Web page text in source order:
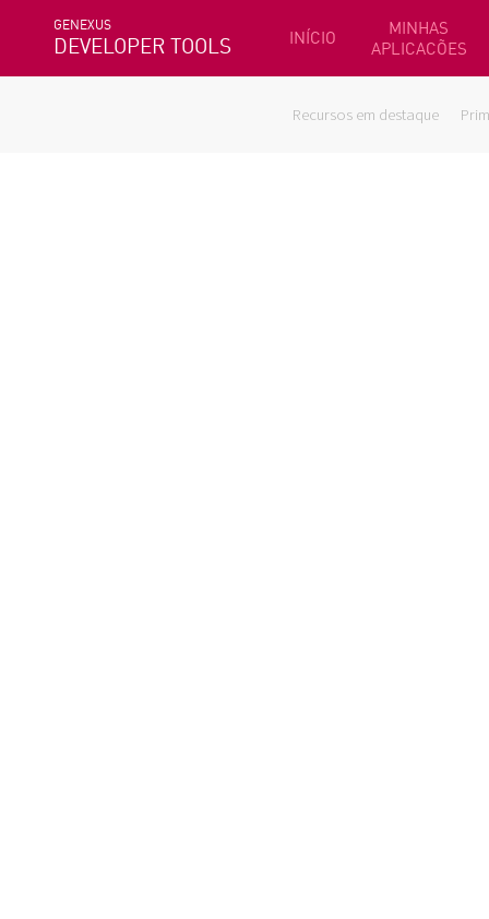
GENEXUS
DEVELOPER TOOLS INÍCIO
MINHAS
APLICACÕES
Recursos em destaque